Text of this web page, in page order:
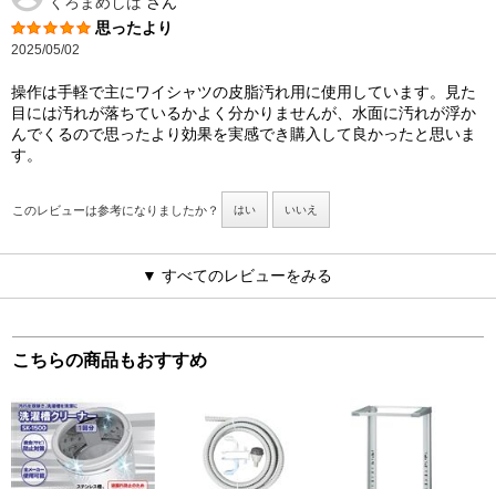
思ったより
2025/05/02
操作は手軽で主にワイシャツの皮脂汚れ用に使用しています。見た
目には汚れが落ちているかよく分かりませんが、水面に汚れが浮か
んでくるので思ったより効果を実感でき購入して良かったと思いま
す。
このレビューは参考になりましたか？ はい いいえ
▼ すべてのレビューをみる
こちらの商品もおすすめ